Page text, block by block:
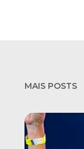
MAIS POSTS